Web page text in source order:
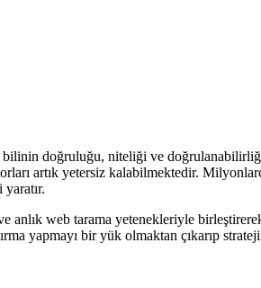
bilinin doğruluğu, niteliği ve
artık yetersiz kalabilmektedir.
anlık web tarama yetenekleriyle
yapmayı bir yük olmaktan çıkarıp